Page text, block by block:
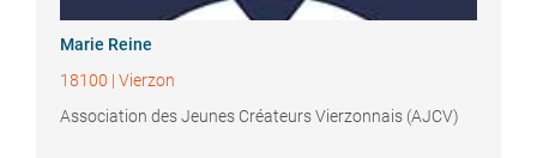
Marie Reine
18100 | Vierzon
Association des Jeunes Créateurs Vierzonnais (AJCV)